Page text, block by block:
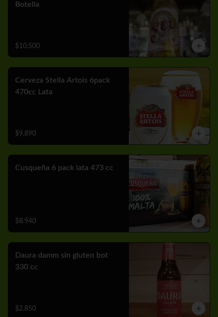
Botella
$10.500
Cerveza Stella Artois 6pack
470cc Lata
$9.890
Cusqueña 6 pack lata 473 cc
$8.940
Daura damm sin gluten bot
330 cc
$2.850